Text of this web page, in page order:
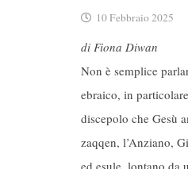
10 Febbraio 2025
di Fiona Diwan
Non è semplice
ebraico, in
discepolo che Gesù
zaqqen, l’Anziano,